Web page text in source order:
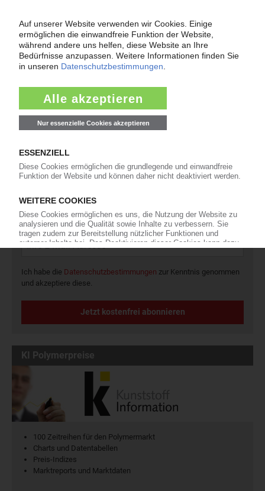
42
Interviews
16
In eigener Sache
Newsletter
Die wichtigsten Nachrichten und Neuigkeiten aus der
Kunststoffbranche – jeden Tag brandaktuell!
Ich habe die Datenschutzbestimmungen zur Kenntnis genommen
und akzeptiere diese.
Jetzt kostenfrei abonnieren
KI Polymerpreise
100 Zeitreihen für den Polymermarkt
Charts und Datentabellen
Preis-Indizes
Marktreports und Marktdaten